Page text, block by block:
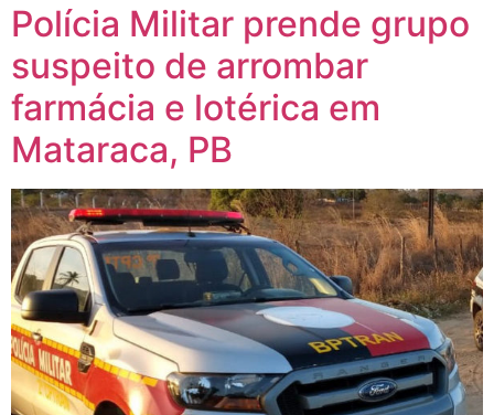
Polícia Militar prende grupo
suspeito de arrombar
farmácia e lotérica em
Mataraca, PB